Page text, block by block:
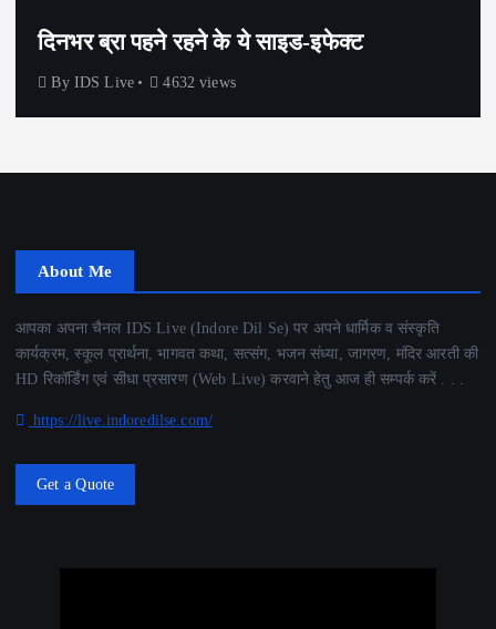
दिनभर ब्रा पहने रहने के ये साइड-इफेक्ट
By IDS Live 4632 views
About Me
आपका अपना चैनल IDS Live (Indore Dil Se) पर अपने धार्मिक व संस्कृति
कार्यक्रम, स्कूल प्रार्थना, भागवत कथा, सत्संग, भजन संध्या, जागरण, मंदिर आरती की
HD रिकॉर्डिंग एवं सीधा प्रसारण (Web Live) करवाने हेतु आज ही सम्पर्क करें . . .
https://live.indoredilse.com/
Get a Quote